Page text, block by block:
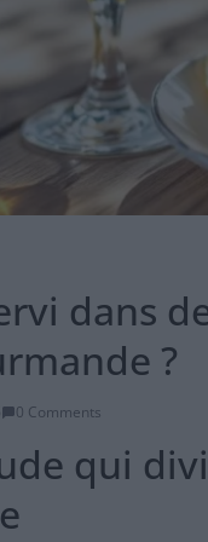
dans
?
0 Comments
qui